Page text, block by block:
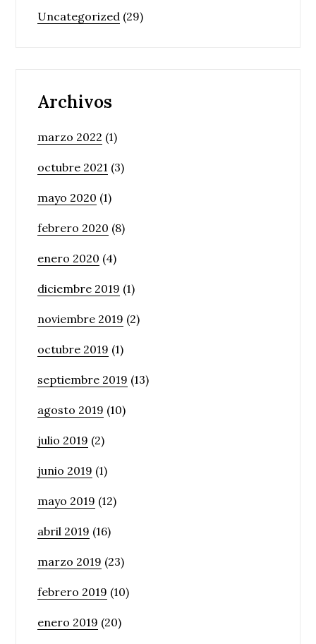
Uncategorized (29)
Archivos
marzo 2022 (1)
octubre 2021 (3)
mayo 2020 (1)
febrero 2020 (8)
enero 2020 (4)
diciembre 2019 (1)
noviembre 2019 (2)
octubre 2019 (1)
septiembre 2019 (13)
agosto 2019 (10)
julio 2019 (2)
junio 2019 (1)
mayo 2019 (12)
abril 2019 (16)
marzo 2019 (23)
febrero 2019 (10)
enero 2019 (20)